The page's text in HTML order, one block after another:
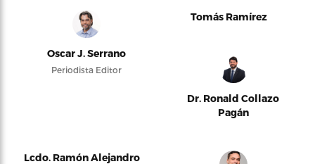
Oscar J. Serrano
Periodista Editor
Tomás Ramírez
Dr. Ronald Collazo
Pagán
Lcdo. Ramón Alejandro